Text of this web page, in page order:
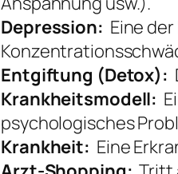
Depression: Eine
Entgiftung (Detox):
Krankheitsmodell:
psychologisches
Krankheit: Eine